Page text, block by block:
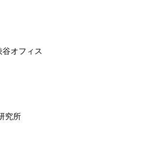
オフィス
究所